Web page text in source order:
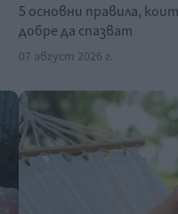
5 основни правила,
добре да спазват
07 август 2026 г.